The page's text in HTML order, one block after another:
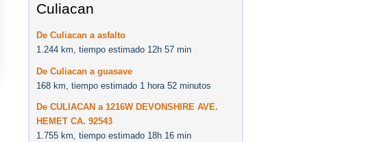
Culiacan
De Culiacan a asfalto
1.244 km, tiempo estimado 12h 57 min
De Culiacan a guasave
168 km, tiempo estimado 1 hora 52 minutos
De CULIACAN a 1216W DEVONSHIRE AVE.
HEMET CA. 92543
1.755 km, tiempo estimado 18h 16 min